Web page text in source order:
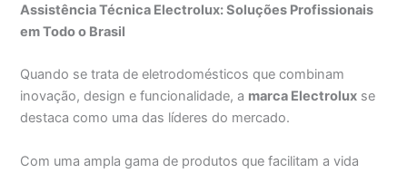
Assistência Técnica Electrolux: Soluções Profissionais
em Todo o Brasil
Quando se trata de eletrodomésticos que combinam
inovação, design e funcionalidade, a marca Electrolux se
destaca como uma das líderes do mercado.
Com uma ampla gama de produtos que facilitam a vida